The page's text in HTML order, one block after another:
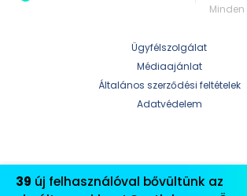
Ügyfélszolgálat
Médiaajánlat
Általános szerződési feltételek
Adatvédelem
39 új felhasználóval bővültünk az